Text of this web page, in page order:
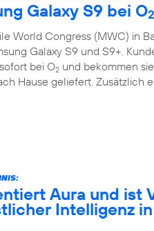
Galaxy S9 bei O2
World Congress (MWC) in
Galaxy S9 und S9+.
bei O2 und bekommen
Hause geliefert. Zusätzlich
Aura und ist
Intelligenz